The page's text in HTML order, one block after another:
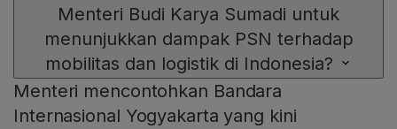
Menteri Budi Karya Sumadi untuk
menunjukkan dampak PSN terhadap
mobilitas dan logistik di Indonesia?
Menteri mencontohkan Bandara
Internasional Yogyakarta yang kini